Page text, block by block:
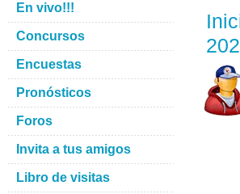
En vivo!!!
Concursos
Encuestas
Pronósticos
Foros
Invita a tus amigos
Libro de visitas